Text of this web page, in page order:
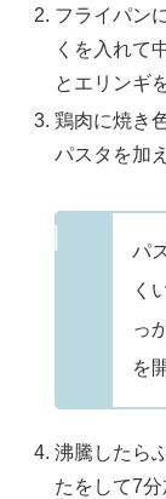
フライパン
くを入れて
とエリンギ
鶏肉に焼き
パスタを加
パ
く
っ
を
沸騰したら
たをして7分